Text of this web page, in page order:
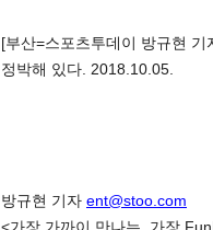
[부산=스포츠투데이 방규현
정박해 있다. 2018.10.05.
방규현 기자 ent@stoo.com